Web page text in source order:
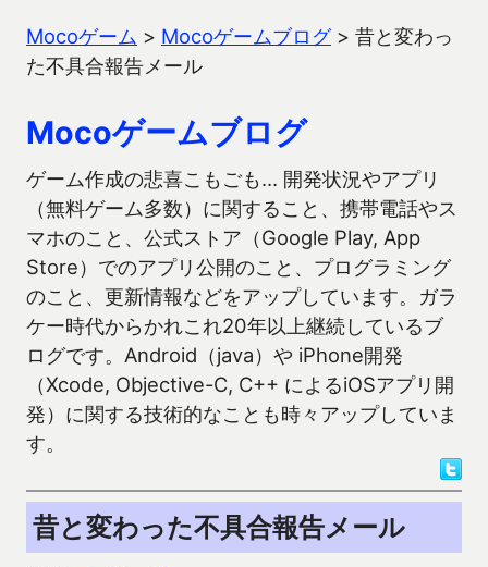
Mocoゲーム > Mocoゲームブログ> 昔と変わっ
た不具合報告メール
Mocoゲームブログ
ゲーム作成の悲喜こもごも… 開発状況やアプリ
（無料ゲーム多数）に関すること、携帯電話やス
マホのこと、公式ストア（Google Play, App
Store）でのアプリ公開のこと、プログラミング
のこと、更新情報などをアップしています。ガラ
ケー時代からかれこれ20年以上継続しているブ
ログです。Android（java）や iPhone開発
（Xcode, Objective-C, C++ によるiOSアプリ開
発）に関する技術的なことも時々アップしていま
す。
昔と変わった不具合報告メール